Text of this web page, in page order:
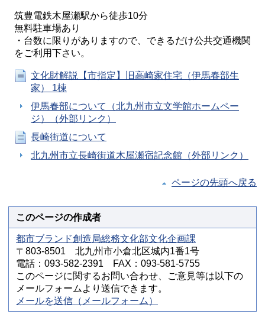
筑豊電鉄木屋瀬駅から徒歩10分
無料駐車場あり
・台数に限りがありますので、できるだけ公共交通機関
をご利用下さい。
文化財解説【市指定】旧高崎家住宅（伊馬春部生
家） 1棟
伊馬春部について（北九州市立文学館ホームペー
ジ）（外部リンク）
長崎街道について
北九州市立長崎街道木屋瀬宿記念館（外部リンク）
ページの先頭へ戻る
このページの作成者
都市ブランド創造局総務文化部文化企画課
〒803-8501 北九州市小倉北区城内1番1号
電話：093-582-2391 FAX：093-581-5755
このページに関するお問い合わせ、ご意見等は以下の
メールフォームより送信できます。
メールを送信（メールフォーム）